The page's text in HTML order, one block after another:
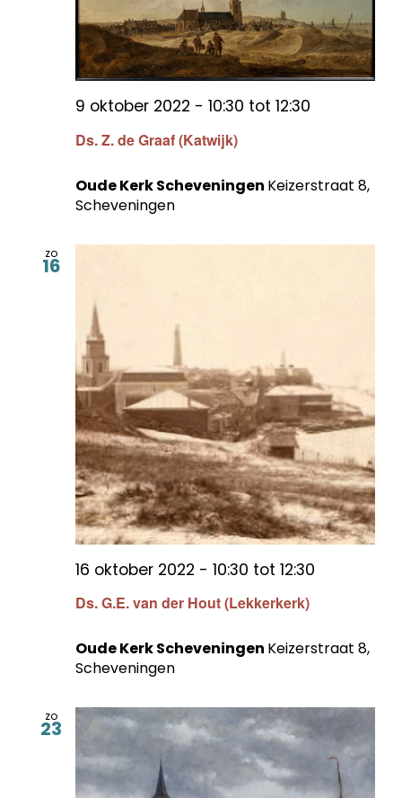
Ds. Z. de Graaf (Katwijk)
9 oktober 2022 - 10:30 tot 12:30
Oude Kerk Scheveningen Keizerstraat 8,
Scheveningen
zo
16
Ds. G.E. van der Hout (Lekkerkerk)
16 oktober 2022 - 10:30 tot 12:30
Oude Kerk Scheveningen Keizerstraat 8,
Scheveningen
zo
23